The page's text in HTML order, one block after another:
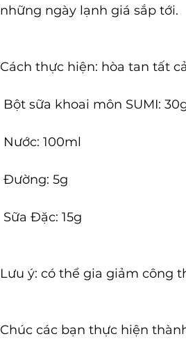
những ngày lạnh giá sắp tới.
Cách thực hiện: hòa tan tất
Bột sữa khoai môn SUMI:
Nước: 100ml
Đường: 5g
Sữa Đặc: 15g
Lưu ý: có thể gia giảm công
Chúc các bạn thực hiện